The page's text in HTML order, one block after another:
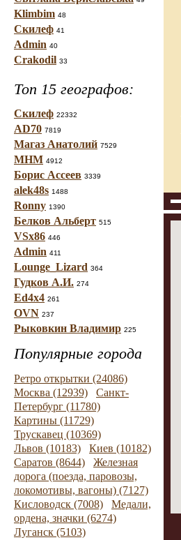
Klimbim 48
Скилеф 41
Admin 40
Crakodil 33
Топ 15 географов:
Скилеф 22332
AD70 7819
Магаз Анатолий 7529
МНМ 4912
Борис Ассеев 3339
alek48s 1488
Ronny 1390
Белков Альберт 515
VSx86 446
Admin 411
Lounge_Lizard 364
Гудков А.И. 274
Ed4x4 261
OVN 237
Рыковкин Владимир 225
Популярные города
Ретро открытки (24086)
Москва (12939)
Санкт-
Петербург (11780)
Картины (11729)
Трускавец (10369)
Львов (10183)
Киев (10182)
Саратов (8644)
Железная
дорога (поезда, паровозы,
локомотивы, вагоны) (7127)
Кисловодск (7008)
Медали,
ордена, значки (6274)
Луганск (5103)